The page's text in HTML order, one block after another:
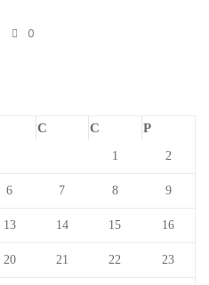
0
C C P
1 2
6 7 8 9
13 14 15 16
20 21 22 23